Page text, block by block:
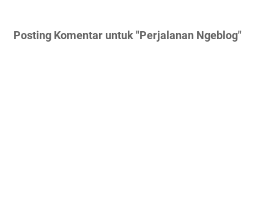
Posting Komentar untuk "Perjalanan Ngeblog"